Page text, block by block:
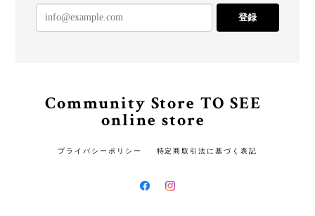
登録
Community Store TO SEE
online store
プライバシーポリシー 特定商取引法に基づく表記